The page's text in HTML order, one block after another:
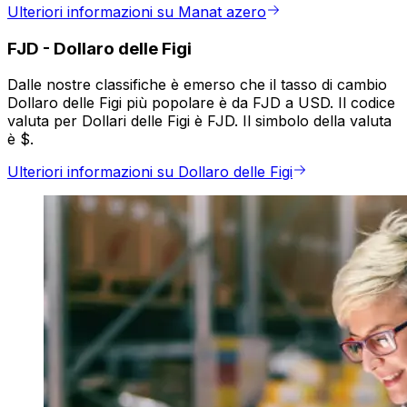
Ulteriori informazioni su Manat azero
FJD - Dollaro delle Figi
Dalle nostre classifiche è emerso che il tasso di cambio
Dollaro delle Figi più popolare è da FJD a USD. Il codice
valuta per Dollari delle Figi è FJD. Il simbolo della valuta
è $.
Ulteriori informazioni su Dollaro delle Figi